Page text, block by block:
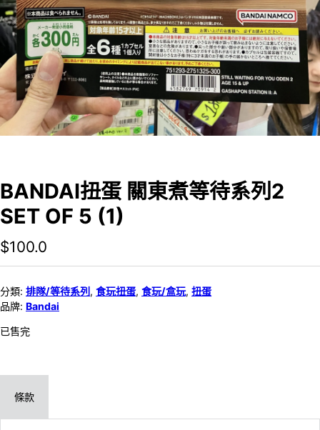
BANDAI扭蛋 關東煮等待系列2
SET OF 5 (1)
$100.0
分類: 排隊/等待系列 , 食玩扭蛋, 食玩/盒玩, 扭蛋
品牌: Bandai
已售完
條款